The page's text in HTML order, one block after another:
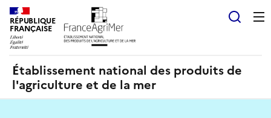
RÉPUBLIQUE
FRANÇAISE
Établissement national des produits de
l'agriculture et de la mer
Panneau de gestion des cookies